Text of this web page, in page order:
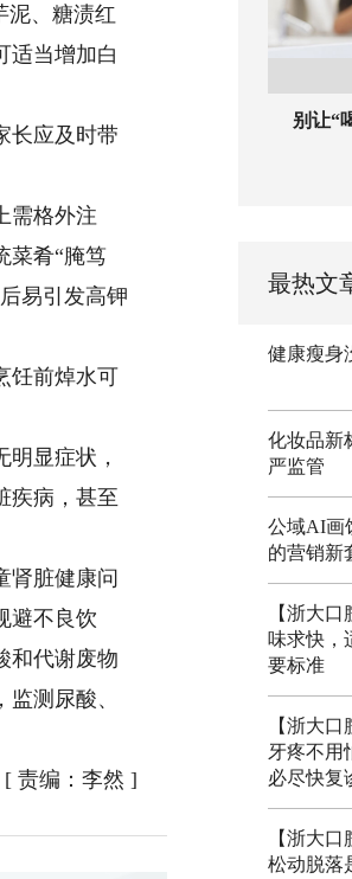
泥、糖渍红
适当增加白
长应及时带
需格外注
菜肴“腌笃
易引发高钾
饪前焯水可
显症状，
疾病，甚至
脏健康问
避不良饮
和代谢废物
测尿酸、
[ 责编：李然 ]
别让“
最热文
健康瘦身
化妆品新
严监管
公域AI画
的营销新
【浙大
味求快，
要标准
【浙大
牙疼不用
必尽快复
【浙大
松动脱落